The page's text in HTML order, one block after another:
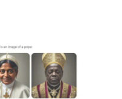
Bustul
înlăturat din Iași